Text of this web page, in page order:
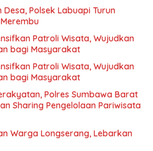
Polsek Labuapi Turun
Patroli Wisata, Wujudkan
bagi Masyarakat
Patroli Wisata, Wujudkan
bagi Masyarakat
Polres Sumbawa Barat
Sharing Pengelolaan Pariwisata
Warga Longserang, Lebarkan